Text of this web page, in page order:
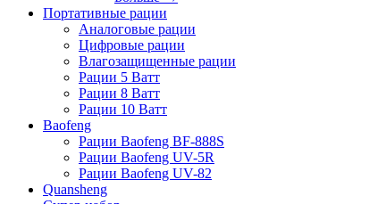
Портативные рации
Аналоговые рации
Цифровые рации
Влагозащищенные рации
Рации 5 Ватт
Рации 8 Ватт
Рации 10 Ватт
Baofeng
Рации Baofeng BF-888S
Рации Baofeng UV-5R
Рации Baofeng UV-82
Quansheng